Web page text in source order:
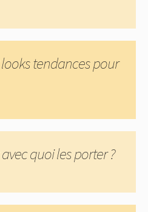
looks tendances pour
quoi les porter ?